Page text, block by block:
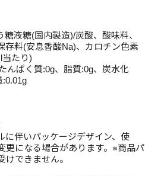
液糖(国内製造)/炭酸、酸味料、
存料(安息香酸Na)、カロチン色素
たり)
んぱく質:0g、脂質:0g、炭水化
:0.01g
に伴いパッケージデザイン、使
更になる場合があります。※商品パ
けできません。